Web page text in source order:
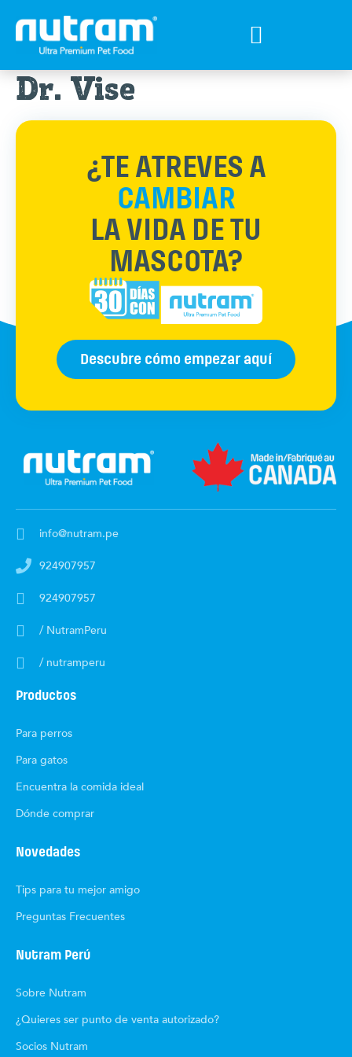
Dr. Vise
¿TE ATREVES A
CAMBIAR
LA VIDA DE TU
MASCOTA?
Descubre cómo empezar aquí
info@nutram.pe
924907957
924907957
/ NutramPeru
/ nutramperu
Productos
Para perros
Para gatos
Encuentra la comida ideal
Dónde comprar
Novedades
Tips para tu mejor amigo
Preguntas Frecuentes
Nutram Perú
Sobre Nutram
¿Quieres ser punto de venta autorizado?
Socios Nutram